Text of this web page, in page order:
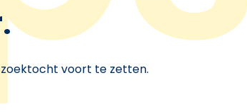
voort te zetten.